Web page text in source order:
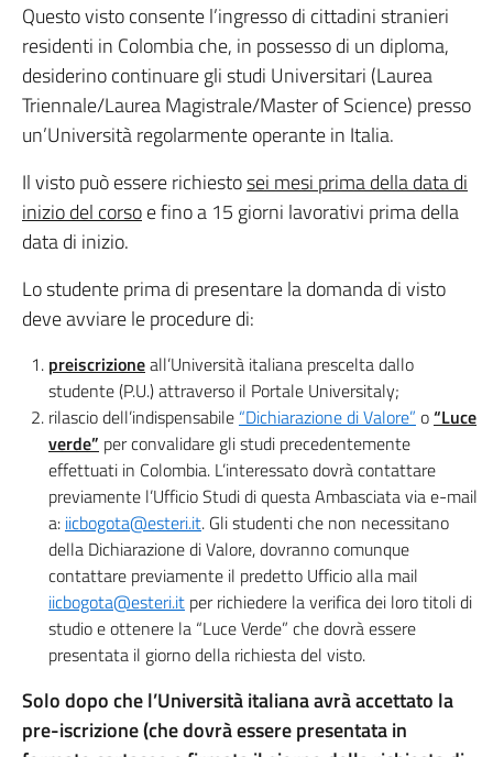
Questo visto consente l’ingresso di cittadini stranieri
residenti in Colombia che, in possesso di un diploma,
desiderino continuare gli studi Universitari (Laurea
Triennale/Laurea Magistrale/Master of Science) presso
un’Università regolarmente operante in Italia.
Il visto può essere richiestosei mesi prima della data di
inizio del corsoe fino a 15 giorni lavorativi prima della
data di inizio.
Lo studente prima di presentare la domanda di visto
deve avviare le procedure di:
preiscrizioneall’Università italiana prescelta dallo
studente (P.U.) attraverso il Portale Universitaly;
rilascio dell’indispensabile “Dichiarazione di Valore” o“Luce
verde” per convalidare gli studi precedentemente
effettuati in Colombia. L’interessato dovrà contattare
previamente l’Ufficio Studi di questa Ambasciata via e-mail
a: iicbogota@esteri.it. Gli studenti che non necessitano
della Dichiarazione di Valore, dovranno comunque
contattare previamente il predetto Ufficio alla mail
iicbogota@esteri.it per richiedere la verifica dei loro titoli di
studio e ottenere la “Luce Verde” che dovrà essere
presentata il giorno della richiesta del visto.
Solo dopo che l’Università italiana avrà accettato la
pre-iscrizione (che dovrà essere presentata in